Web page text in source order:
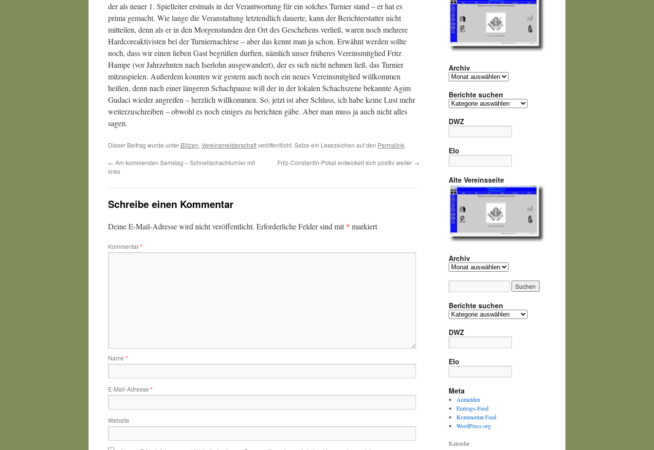
der als neuer 1. Spielleiter erstmals in der Verantwortung für ein solches Turnier stand – er hat es
prima gemacht. Wie lange die Veranstaltung letztendlich dauerte, kann der Berichterstatter nicht
mitteilen, denn als er in den Morgenstunden den Ort des Geschehens verließ, waren noch mehrere
Hardcoreaktivisten bei der Turniernachlese – aber das kennt man ja schon. Erwähnt werden sollte
noch, dass wir einen lieben Gast begrüßen durften, nämlich unser früheres Vereinsmitglied Fritz
Hampe (vor Jahrzehnten nach Iserlohn ausgewandert), der es sich nicht nehmen ließ, das Turnier
mitzuspielen. Außerdem konnten wir gestern auch noch ein neues Vereinsmitglied willkommen
heißen, denn nach einer längeren Schachpause will der in der lokalen Schachszene bekannte Agim
Gudaci wieder angreifen – herzlich willkommen. So, jetzt ist aber Schluss, ich habe keine Lust mehr
weiterzuschreiben – obwohl es noch einiges zu berichten gäbe. Aber man muss ja auch nicht alles
sagen.
Dieser Beitrag wurde unter Blitzen, Vereinsmeisterschaftveröffentlicht. Setze ein Lesezeichen auf den Permalink.
← Am kommenden Samstag – Schnellschachturnier mit
links
Fritz-Constantin-Pokal entwickelt sich positiv weiter →
Schreibe einen Kommentar
Deine E-Mail-Adresse wird nicht veröffentlicht. Erforderliche Felder sind mit* markiert
Kommentar*
Name *
E-Mail-Adresse *
Website
Archiv
Archiv
Berichte suchen
Berichte
DWZ
Elo
Alte Vereinsseite
Archiv
Archiv
Berichte suchen
Berichte
DWZ
Elo
Meta
Anmelden
Eintrags-Feed
Kommentar-Feed
WordPress.org
Kalendar